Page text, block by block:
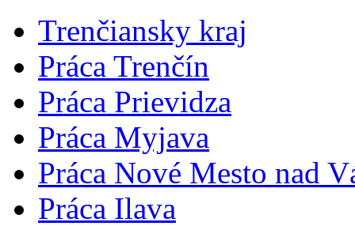
Trenčiansky kraj
Práca Trenčín
Práca Prievidza
Práca Myjava
Práca Nové Mesto nad
Práca Ilava